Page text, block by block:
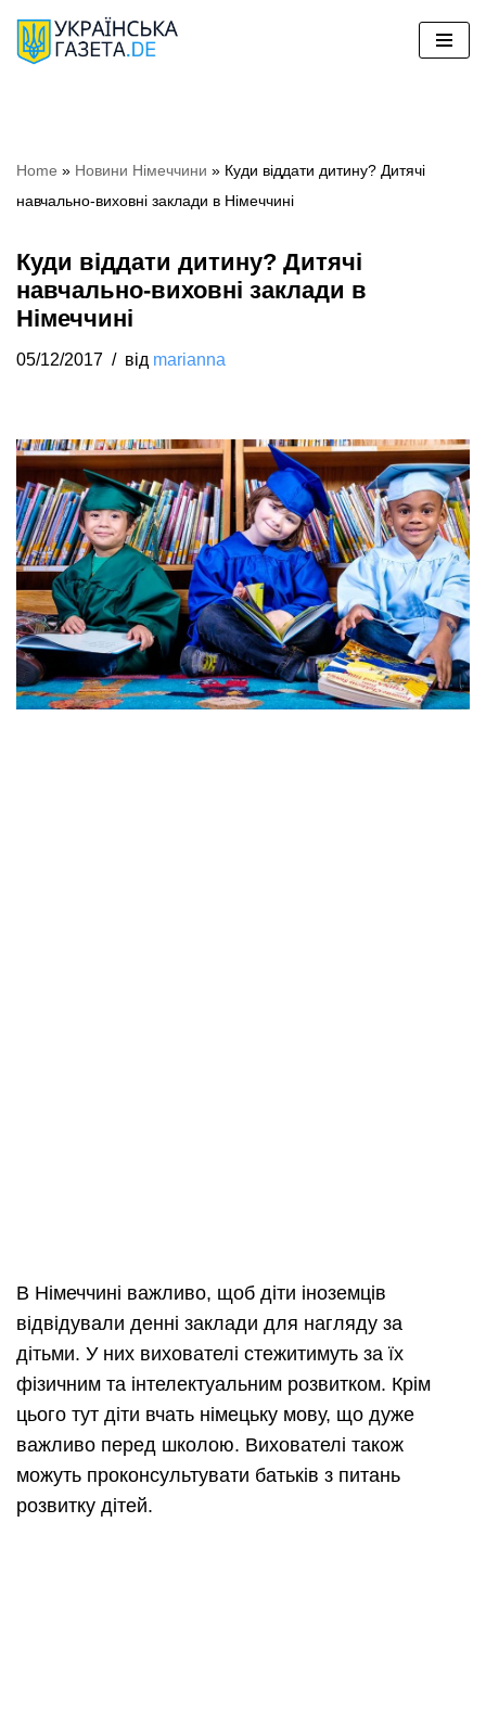
Перейти
Home » Новини Німеччини » Куди віддати дитину? Дитячі
навчально-виховні заклади в Німеччині
Куди віддати дитину? Дитячі
навчально-виховні заклади в
Німеччині
05/12/2017 від marianna
В Німеччині важливо, щоб діти іноземців
відвідували денні заклади для нагляду за
дітьми. У них вихователі стежитимуть за їх
фізичним та інтелектуальним розвитком. Крім
цього тут діти вчать німецьку мову, що дуже
важливо перед школою. Вихователі також
можуть проконсультувати батьків з питань
розвитку дітей.